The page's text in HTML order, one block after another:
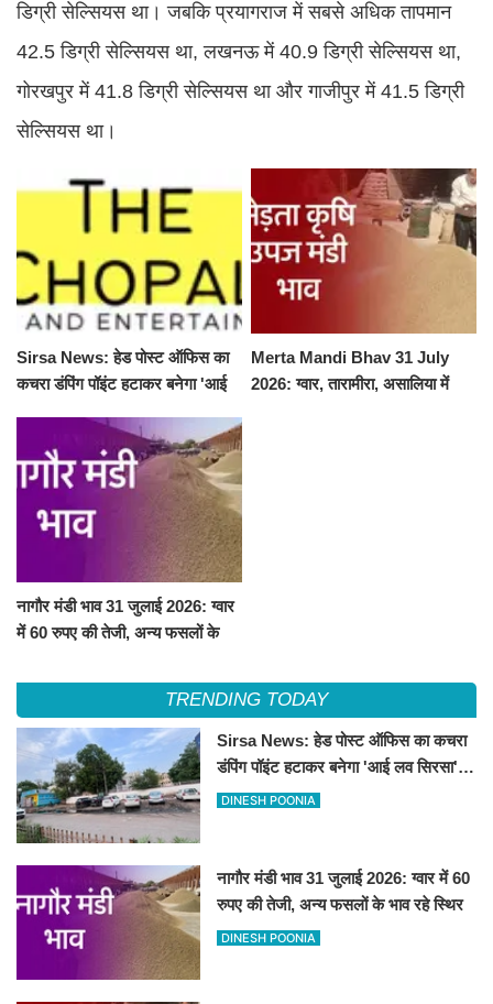
डिग्री सेल्सियस था। जबकि प्रयागराज में सबसे अधिक तापमान
42.5 डिग्री सेल्सियस था, लखनऊ में 40.9 डिग्री सेल्सियस था,
गोरखपुर में 41.8 डिग्री सेल्सियस था और गाजीपुर में 41.5 डिग्री
सेल्सियस था।
Sirsa News: हेड पोस्ट ऑफिस का
कचरा डंपिंग पॉइंट हटाकर बनेगा 'आई
Merta Mandi Bhav 31 July
2026: ग्वार, तारामीरा, असालिया में
नागौर मंडी भाव 31 जुलाई 2026: ग्वार
में 60 रुपए की तेजी, अन्य फसलों के
TRENDING TODAY
Sirsa News: हेड पोस्ट ऑफिस का कचरा
डंपिंग पॉइंट हटाकर बनेगा 'आई लव सिरसा'
सेल्फी पॉइंट
DINESH POONIA
नागौर मंडी भाव 31 जुलाई 2026: ग्वार में 60
रुपए की तेजी, अन्य फसलों के भाव रहे स्थिर
DINESH POONIA